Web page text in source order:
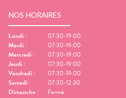
NOS HORAIRES
Lundi :
07:30-19:00
Mardi :
07:30-19:00
Mercredi :
07:30-19:00
Jeudi :
07:30-19:00
Vendredi :
07:30-19:00
Samedi :
07:30-12:30
Dimanche : Fermé